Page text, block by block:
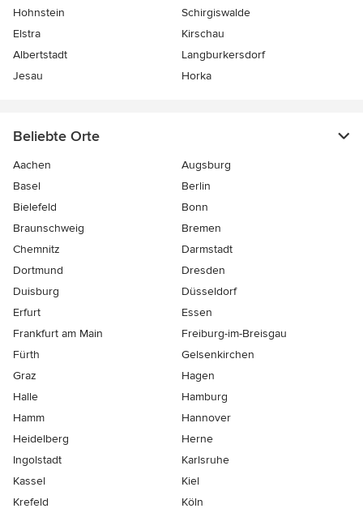
Hohnstein
Schirgiswalde
Elstra
Kirschau
Albertstadt
Langburkersdorf
Jesau
Horka
Beliebte Orte
Aachen
Augsburg
Basel
Berlin
Bielefeld
Bonn
Braunschweig
Bremen
Chemnitz
Darmstadt
Dortmund
Dresden
Duisburg
Düsseldorf
Erfurt
Essen
Frankfurt am Main
Freiburg-im-Breisgau
Fürth
Gelsenkirchen
Graz
Hagen
Halle
Hamburg
Hamm
Hannover
Heidelberg
Herne
Ingolstadt
Karlsruhe
Kassel
Kiel
Krefeld
Köln